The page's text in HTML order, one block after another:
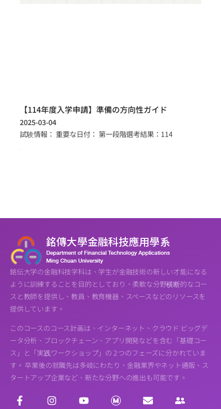
【114年度入学申請】準備の方向性ガイド
2025-03-04
試験情報： 重要な日付： 第一段階選考結果：114
銘伝大学の金融科技学科は、学生が金融技術の新しい才能になる
ように訓練することを目的としており、柔軟な分野横断的なコー
スと教師を提供し、教員、教育機器、スペースなどのリソースを
提供しています。
このコースのコース計画は、インターネット、クラウド ビッグデ
ータ分析、ブロックチェーン、アプリ開発などを含む「基礎コー
ス」と「実践ワークショップ」の 2 つのフェーズに分かれていま
す。 卒業後の就職先は多岐にわたり、金融業界やネット通販、ス
タートアップ企業など、新たな分野への進出も可能です。